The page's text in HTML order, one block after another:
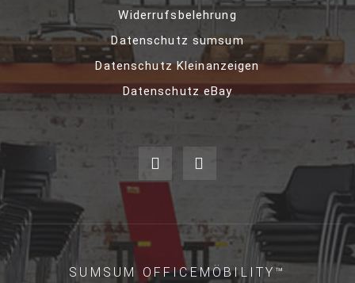
Widerrufsbelehrung
Datenschutz sumsum
Datenschutz Kleinanzeigen
Datenschutz eBay
SUMSUM OFFICEMÖBILITY™